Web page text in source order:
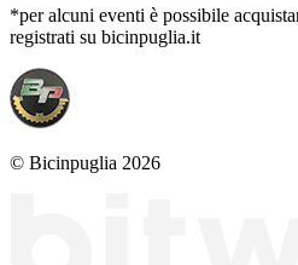
*per alcuni eventi è possibile
registrati su bicinpuglia.it
© Bicinpuglia 2026